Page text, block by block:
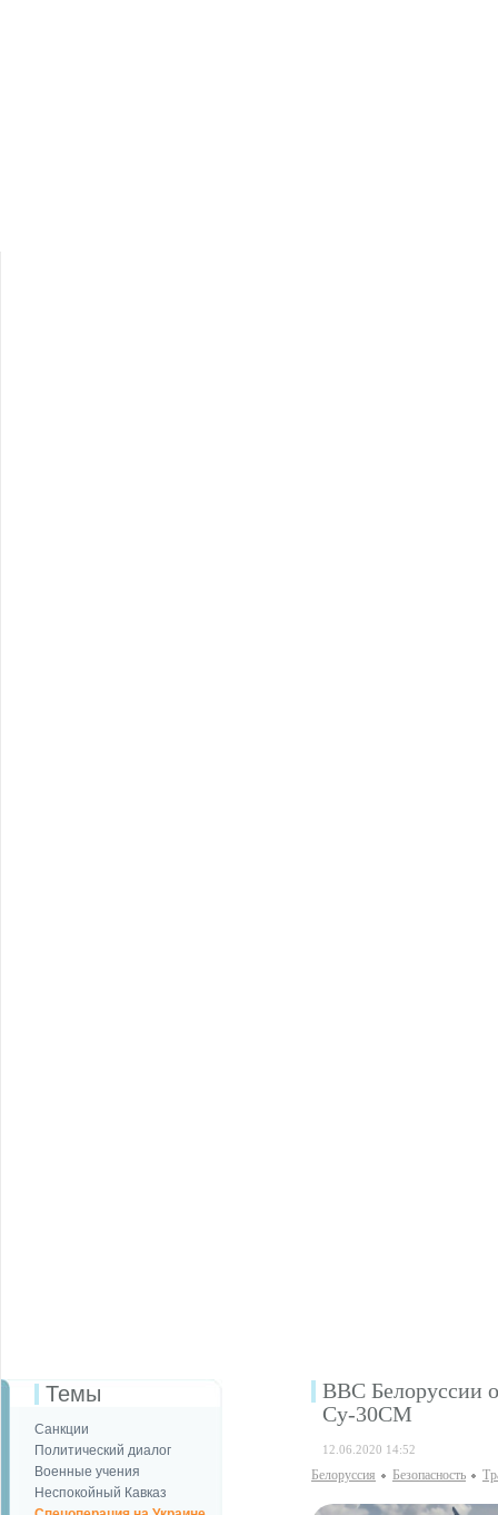
Темы
Санкции
Политический диалог
Военные учения
Неспокойный Кавказ
ВВС Белоруссии
Су-30СМ
12.06.2020 14:52
Белоруссия Безопаcность